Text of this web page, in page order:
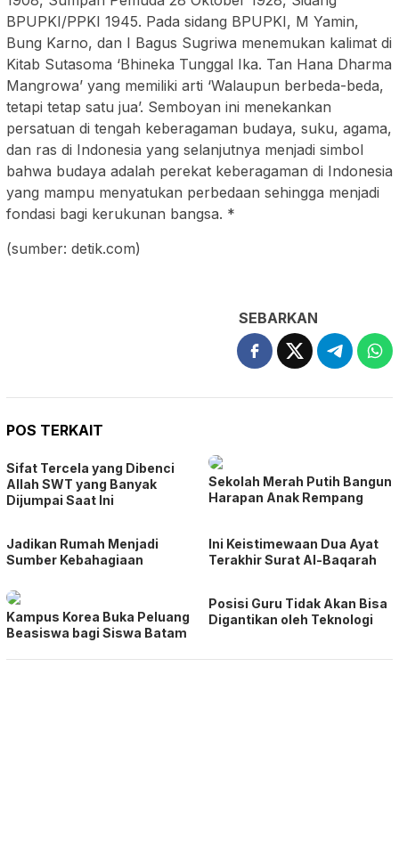
BPUPKI/PPKI 1945. Pada sidang BPUPKI, M Yamin,
Bung Karno, dan I Bagus Sugriwa menemukan kalimat di
Kitab Sutasoma ‘Bhineka Tunggal Ika. Tan Hana Dharma
Mangrowa’ yang memiliki arti ‘Walaupun berbeda-beda,
tetapi tetap satu jua’. Semboyan ini menekankan
persatuan di tengah keberagaman budaya, suku, agama,
dan ras di Indonesia yang selanjutnya menjadi simbol
bahwa budaya adalah perekat keberagaman di Indonesia
yang mampu menyatukan perbedaan sehingga menjadi
fondasi bagi kerukunan bangsa. *
(sumber: detik.com)
SEBARKAN
POS TERKAIT
Sifat Tercela yang Dibenci
Allah SWT yang Banyak
Dijumpai Saat Ini
Sekolah Merah Putih Bangun
Harapan Anak Rempang
Jadikan Rumah Menjadi
Sumber Kebahagiaan
Ini Keistimewaan Dua Ayat
Terakhir Surat Al-Baqarah
Kampus Korea Buka Peluang
Beasiswa bagi Siswa Batam
Posisi Guru Tidak Akan Bisa
Digantikan oleh Teknologi